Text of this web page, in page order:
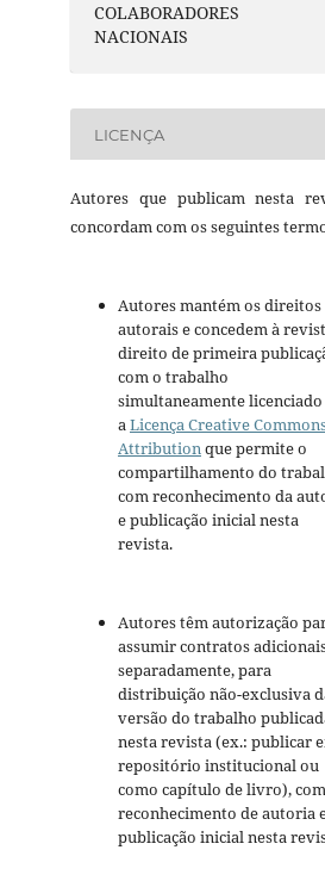
COLABORADORES
NACIONAIS
LICENÇA
Autores que publicam nesta
concordam com os seguintes
Autores mantém os direitos
autorais e concedem à
direito de primeira
com o trabalho
simultaneamente
aLicença Creative
Attributionque permite o
compartilhamento do
com reconhecimento da
e publicação inicial nesta
revista.
Autores têm autorização
assumir contratos
separadamente, para
distribuição não-exclusiva
versão do trabalho
nesta revista (ex.: publicar
repositório institucional ou
como capítulo de livro), com
reconhecimento de autoria
publicação inicial nesta